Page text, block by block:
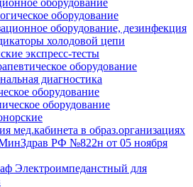
оборудование
оборудование
оборудование, дезинфекция
холодовой цепи
экспресс-тесты
оборудование
диагностика
оборудование
оборудование
мед.кабинета в образ.организациях
РФ №822н от 05 ноября
Электроимпеданстный для